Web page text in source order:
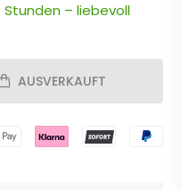
Stunden – liebevoll
AUSVERKAUFT